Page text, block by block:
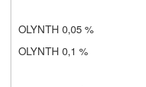
OLYNTH 0,05 %
OLYNTH 0,1 %